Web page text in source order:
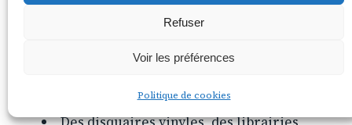
Refuser
Voir les préférences
Politique de cookies
Train Vintage).
Des murales et du street art partout.